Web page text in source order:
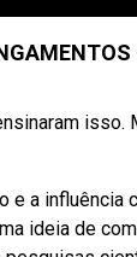
isso.
a influência
ideia de